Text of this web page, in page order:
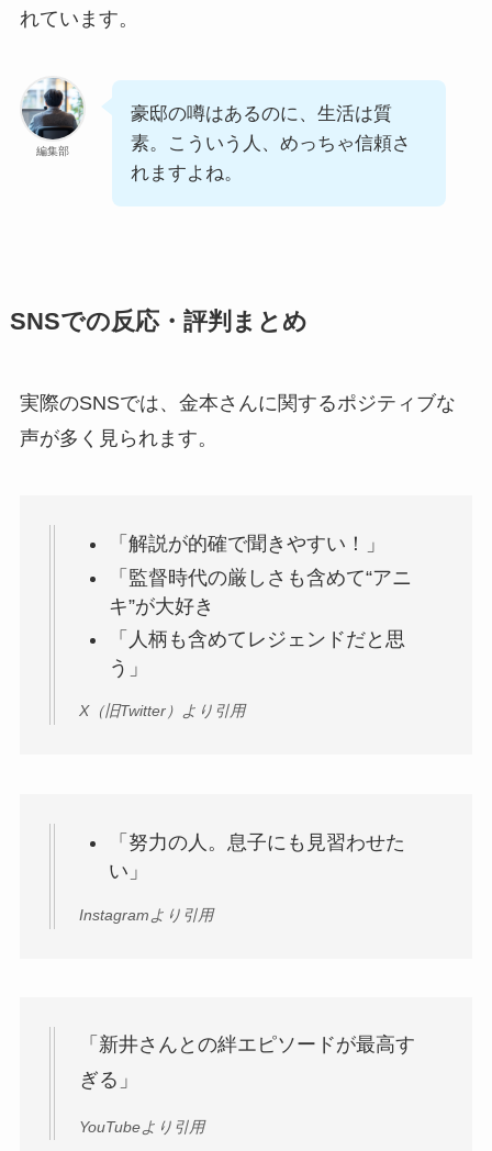
れています。
編集部
豪邸の噂はあるのに、生活は質
素。こういう人、めっちゃ信頼さ
れますよね。
SNSでの反応・評判まとめ
実際のSNSでは、金本さんに関するポジティブな
声が多く見られます。
「解説が的確で聞きやすい！」
「監督時代の厳しさも含めて“アニ
キ”が大好き
「人柄も含めてレジェンドだと思
う」
X（旧Twitter）より引用
「努力の人。息子にも見習わせた
い」
Instagramより引用
「新井さんとの絆エピソードが最高す
ぎる」
YouTubeより引用